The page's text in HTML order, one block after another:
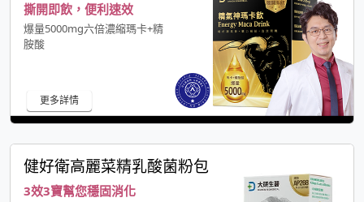
撕開即飲，便利速效
爆量5000mg六倍濃縮瑪卡+精
胺酸
更多詳情
健好衛高麗菜精乳酸菌粉包
3效3寶幫您穩固消化